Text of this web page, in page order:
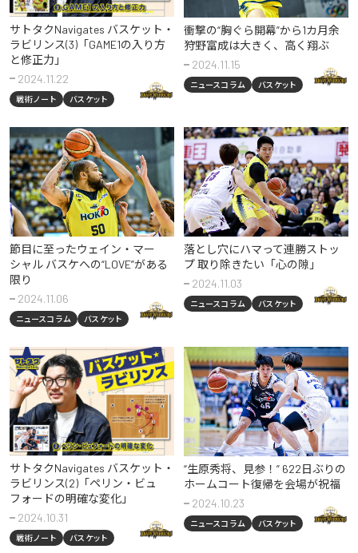
サトタクNavigates バスケット・
ラビリンス(3)「GAME1の入り方
と修正力」
2024.11.22
戦術ノート バスケット
衝撃の“胸ぐら開幕”から1カ月余
狩野富成は大きく、高く翔ぶ
2024.11.15
ニュースコラム バスケット
節目に至ったウェイン・マー
シャル バスケへの“LOVE”がある
限り
2024.11.06
ニュースコラム バスケット
落とし穴にハマって連勝ストッ
プ 取り除きたい「心の隙」
2024.11.03
ニュースコラム バスケット
サトタクNavigates バスケット・
ラビリンス(2)「ペリン・ビュ
フォードの明確な変化」
2024.10.31
戦術ノート バスケット
“生原秀将、見参！” 622日ぶりの
ホームコート復帰を会場が祝福
2024.10.23
ニュースコラム バスケット